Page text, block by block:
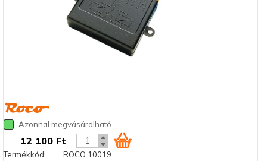
Azonnal megvásárolható
12 100 Ft
Termékkód:
ROCO 10019